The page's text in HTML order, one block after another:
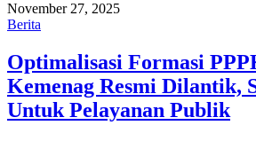
November 27, 2025
Berita
Optimalisasi Formasi
Kemenag Resmi Dilantik,
Untuk Pelayanan Publik